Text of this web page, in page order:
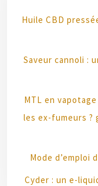
Huile CBD
Saveur cannoli :
MTL en
les ex-fumeurs ?
Mode d’emploi
Cyder : un e-